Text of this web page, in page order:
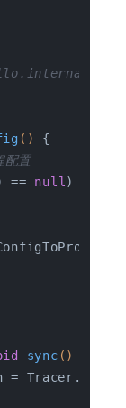
()
{
配置
== null) {
sync ()
=